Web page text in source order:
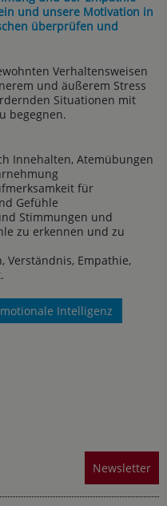
und unsere Motivation in
überprüfen und
Verhaltensweisen
und äußerem Stress
Situationen mit
begegnen.
Innehalten, Atemübungen
für
Gefühle
Stimmungen und
zu erkennen und zu
Verständnis, Empathie,
Intelligenz
Newsletter